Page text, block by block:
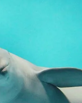
方向導